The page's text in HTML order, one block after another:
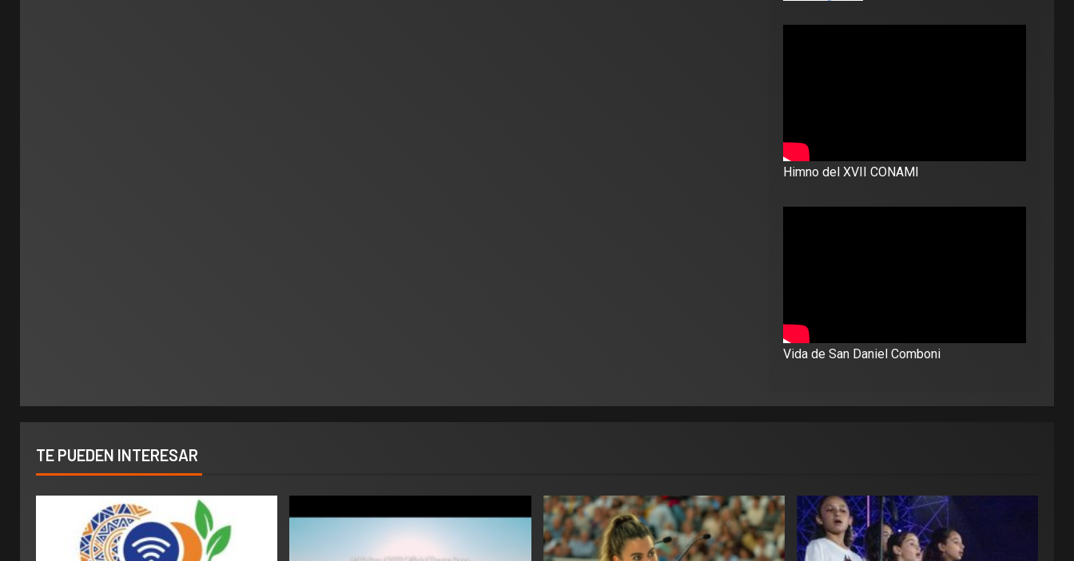
Himno del XVII CONAMI
Vida de San Daniel Comboni
TE PUEDEN INTERESAR